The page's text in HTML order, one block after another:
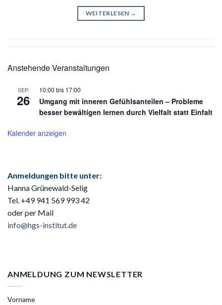
WEITERLESEN →
Anstehende Veranstaltungen
SEP.
26
10:00 bis 17:00
Umgang mit inneren Gefühlsanteilen – Probleme
besser bewältigen lernen durch Vielfalt statt Einfalt
Kalender anzeigen
Anmeldungen bitte unter:
Hanna Grünewald-Selig
Tel. +49 941 569 993 42
oder per Mail
info@hgs-institut.de
ANMELDUNG ZUM NEWSLETTER
Vorname